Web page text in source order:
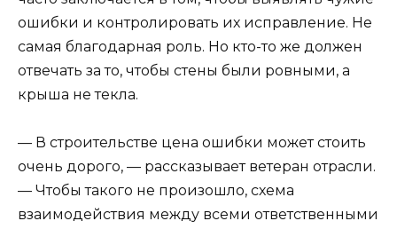
ошибки и контролировать их исправление. Не
самая благодарная роль. Но кто-то же должен
отвечать за то, чтобы стены были ровными, а
крыша не текла.
— В строительстве цена ошибки может стоить
очень дорого, — рассказывает ветеран отрасли.
— Чтобы такого не произошло, схема
взаимодействия между всеми ответственными